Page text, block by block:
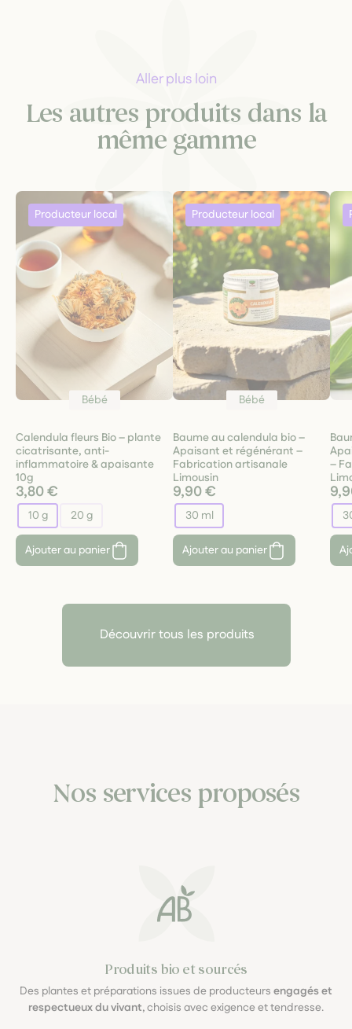
Aller plus loin
Les autres produits dans la
même gamme
Bébé
Calendula fleurs Bio – plante
cicatrisante, anti-
inflammatoire & apaisante
10g
3,80 €
10 g 20 g
Ajouter au panier
Bébé
Baume au calendula bio –
Apaisant et régénérant –
Fabrication artisanale
Limousin
9,90 €
30 ml
Ajouter au panier
–
Découvrir tous les produits
Nos services proposés
Produits bio et sourcés
Des plantes et préparations issues de producteurs engagés et
respectueux du vivant, choisis avec exigence et tendresse.